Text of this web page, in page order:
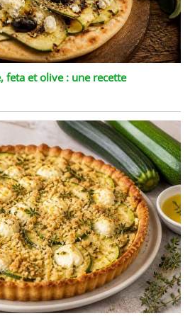
feta et olive : une recette